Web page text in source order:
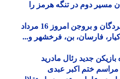
دوم در تنگه هرمز را
جدول قطعی برق شهرکرد، لردگان و بروجن امروز 16 مرداد
فارسان، بن، فرخشهر و...
جدید رئال مادرید
ختم اکبر عبدی